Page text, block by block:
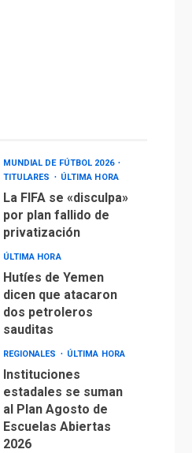
MUNDIAL DE FÚTBOL 2026
TITULARES
ÚLTIMA HORA
La FIFA se «disculpa»
por plan fallido de
privatización
ÚLTIMA HORA
Hutíes de Yemen
dicen que atacaron
dos petroleros
sauditas
REGIONALES ÚLTIMA HORA
Instituciones
estadales se suman
al Plan Agosto de
Escuelas Abiertas
2026